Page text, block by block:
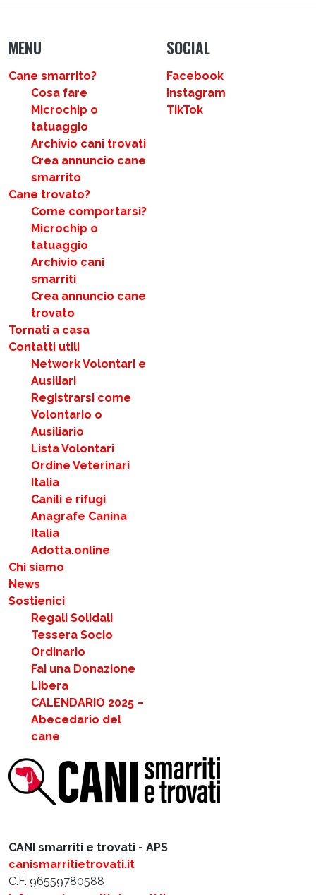
CANI smarriti e trovati - APS
canismarritietrovati.it
C.F. 96559780588
MENU
Cane smarrito?
Cosa fare
Microchip o
tatuaggio
Archivio cani trovati
Crea annuncio cane
smarrito
Cane trovato?
Come comportarsi?
Microchip o
tatuaggio
Archivio cani
smarriti
Crea annuncio cane
trovato
Tornati a casa
Contatti utili
Network Volontari e
Ausiliari
Registrarsi come
Volontario o
Ausiliario
Lista Volontari
Ordine Veterinari
Italia
Canili e rifugi
Anagrafe Canina
Italia
Adotta.online
Chi siamo
News
Sostienici
Regali Solidali
Tessera Socio
Ordinario
Fai una Donazione
Libera
CALENDARIO 2025 –
Abecedario del
cane
SOCIAL
Facebook
Instagram
TikTok